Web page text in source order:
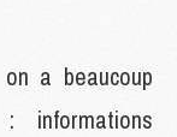
a beaucoup
informations